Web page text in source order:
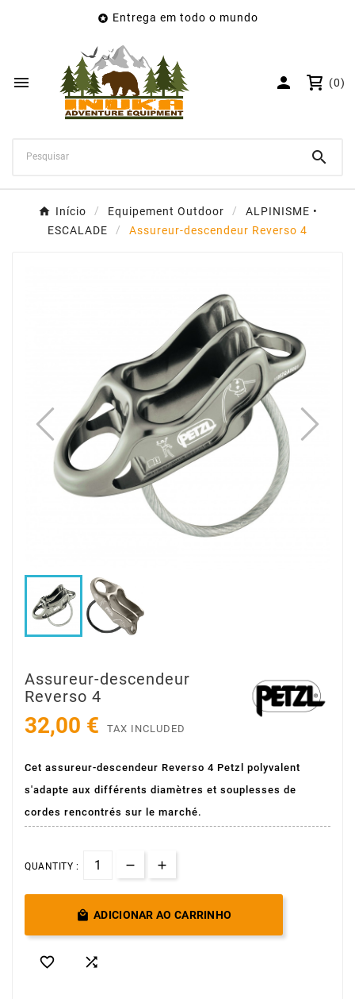
 Entrega em todo o mundo
  (0)

Início Equipement Outdoor
ALPINISME •
ESCALADE
Assureur-descendeur Reverso 4
Assureur-descendeur
Reverso 4
32,00 € TAX INCLUDED
Cet assureur-descendeur Reverso 4 Petzl polyvalent
s'adapte aux différents diamètres et souplesses de
cordes rencontrés sur le marché.
QUANTITY :
 ADICIONAR AO CARRINHO
 
Wishlist name